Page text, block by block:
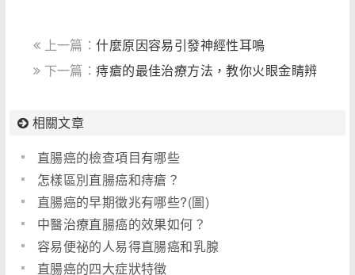
上一篇：什麼原因容易引發神經性耳鳴
下一篇：痔瘡的最佳治療方法，教你火眼金睛辨
相關文章
直腸癌的檢查項目有哪些
怎樣區別直腸癌和痔瘡？
直腸癌的早期徵兆有哪些?(圖)
中醫治療直腸癌的效果如何？
容易便祕的人易得直腸癌和乳腺
直腸癌的四大症狀特徵